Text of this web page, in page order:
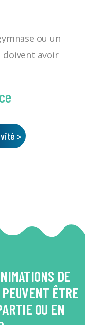
ou un
doivent avoir
>
DE
ÊTRE
OU EN